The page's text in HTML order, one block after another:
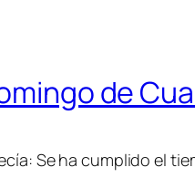
de
Se ha cumplido el